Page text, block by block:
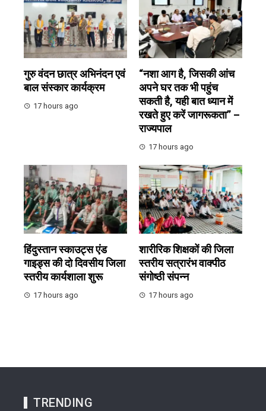
गुरु वंदन छात्र अभिनंदन एवं
बाल संस्कार कार्यक्रम
17 hours ago
“नशा आग है, जिसकी आंच
अपने घर तक भी पहुंच
सकती है, यही बात ध्यान में
रखते हुए करें जागरूकता” –
राज्यपाल
17 hours ago
हिंदुस्तान स्काउट्स एंड
गाइड्स की दो दिवसीय जिला
स्तरीय कार्यशाला शुरू
17 hours ago
शारीरिक शिक्षकों की जिला
स्तरीय सत्रारंभ वाक्पीठ
संगोष्ठी संपन्न
17 hours ago
TRENDING